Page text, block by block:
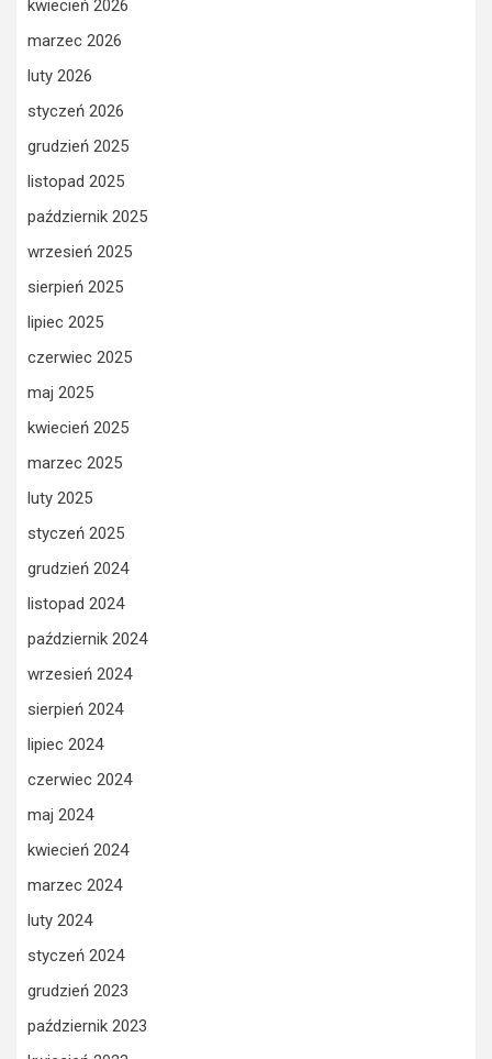
kwiecień 2026
marzec 2026
luty 2026
styczeń 2026
grudzień 2025
listopad 2025
październik 2025
wrzesień 2025
sierpień 2025
lipiec 2025
czerwiec 2025
maj 2025
kwiecień 2025
marzec 2025
luty 2025
styczeń 2025
grudzień 2024
listopad 2024
październik 2024
wrzesień 2024
sierpień 2024
lipiec 2024
czerwiec 2024
maj 2024
kwiecień 2024
marzec 2024
luty 2024
styczeń 2024
grudzień 2023
październik 2023